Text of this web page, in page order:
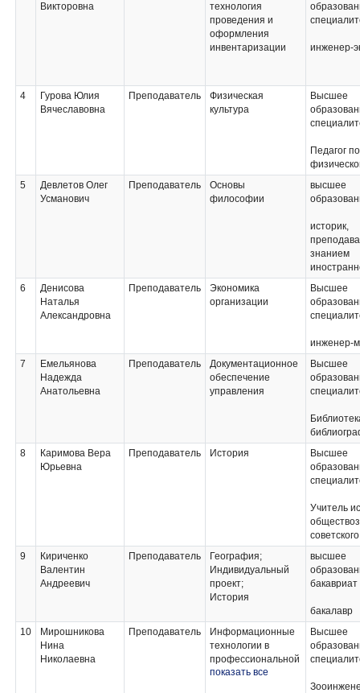
Викторовна
технология
проведения и
оформления
инвентаризации
инженер-
4
Гурова Юлия
Вячеславовна
Преподаватель
Физическая
культура
Высшее
Педагог по
5
Девлетов Олег
Усманович
Преподаватель
Основы
философии
высшее
историк,
знанием
6
Денисова
Наталья
Александровна
Преподаватель
Экономика
организации
Высшее
инженер-
7
Емельянова
Надежда
Анатольевна
Преподаватель
Документационное
обеспечение
управления
Высшее
8
Каримова Вера
Юрьевна
Преподаватель История
Высшее
Учитель
9
Кириченко
Валентин
Андреевич
Преподаватель
География;
Индивидуальный
проект;
История
высшее
бакавриат
бакалавр
10
Мирошникова
Нина
Николаевна
Преподаватель
Информационные
технологии в
профессиональной
деятельности;
показать все
Высшее